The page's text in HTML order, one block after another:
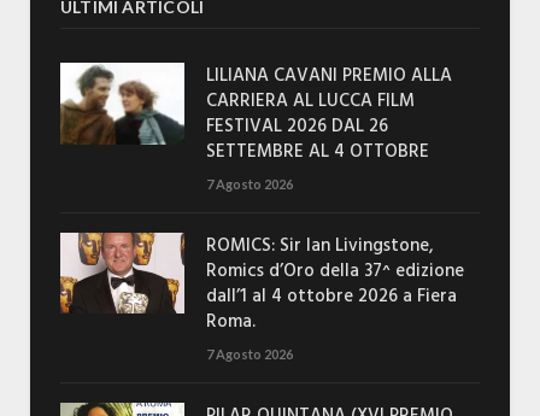
ULTIMI ARTICOLI
LILIANA CAVANI PREMIO ALLA
CARRIERA AL LUCCA FILM
FESTIVAL 2026 DAL 26
SETTEMBRE AL 4 OTTOBRE
7 Agosto 2026
ROMICS: Sir Ian Livingstone,
Romics d’Oro della 37^ edizione
dall’1 al 4 ottobre 2026 a Fiera
Roma.
7 Agosto 2026